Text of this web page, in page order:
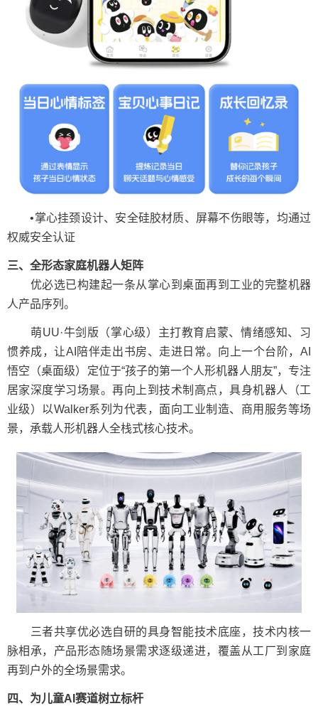
•掌心挂颈设计、安全硅胶材质、屏幕不伤眼等，均通过
权威安全认证
三、全形态家庭机器人矩阵
优必选已构建起一条从掌心到桌面再到工业的完整机器
人产品序列。
萌UU·牛剑版（掌心级）主打教育启蒙、情绪感知、习
惯养成，让AI陪伴走出书房、走进日常。向上一个台阶，AI
悟空（桌面级）定位于“孩子的第一个人形机器人朋友”，专注
居家深度学习场景。再向上到技术制高点，具身机器人（工
业级）以Walker系列为代表，面向工业制造、商用服务等场
景，承载人形机器人全栈式核心技术。
三者共享优必选自研的具身智能技术底座，技术内核一
脉相承，产品形态随场景需求逐级递进，覆盖从工厂到家庭
再到户外的全场景需求。
四、为儿童AI 赛道树立标杆